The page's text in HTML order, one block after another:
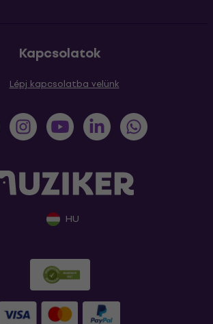
Kapcsolatok
Lépj kapcsolatba velünk
HU